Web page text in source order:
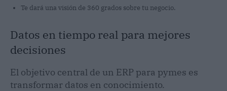
Te dará una visión de 360 grados sobre tu negocio.
Datos en tiempo real para mejores
decisiones
El objetivo central de un ERP para pymes es
transformar datos en conocimiento.